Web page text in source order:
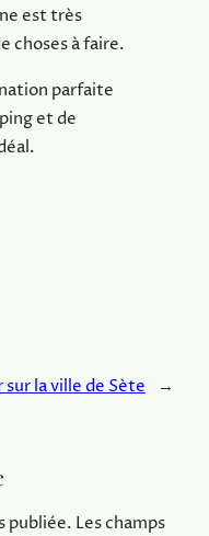
est très
choses à faire.
parfaite
et de
sur la ville de Sète →
publiée. Les champs